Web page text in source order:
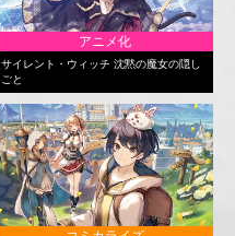
アニメ化
サイレント・ウィッチ 沈黙の魔女の隠し
ごと